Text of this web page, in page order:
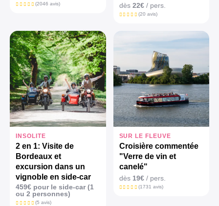
(2046 avis) dès 22€/ pers.
(20 avis)
INSOLITE
2 en 1: Visite de
Bordeaux et
excursion dans un
vignoble en side-car
459€ pour le side-car (1
ou 2 personnes)
(5 avis)
SUR LE FLEUVE
Croisière commentée
"Verre de vin et
canelé"
dès 19€/ pers.
(1731 avis)